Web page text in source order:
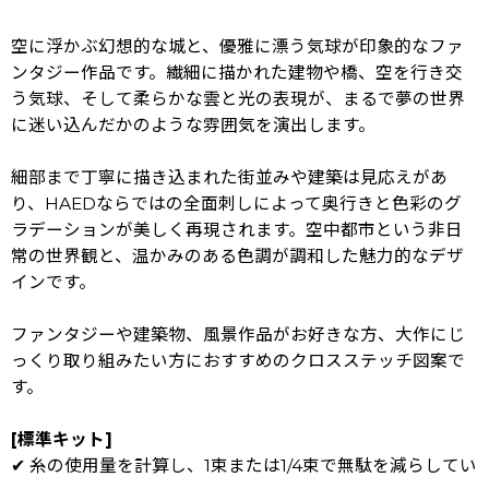
空に浮かぶ幻想的な城と、優雅に漂う気球が印象的なファ
ンタジー作品です。繊細に描かれた建物や橋、空を行き交
う気球、そして柔らかな雲と光の表現が、まるで夢の世界
に迷い込んだかのような雰囲気を演出します。
細部まで丁寧に描き込まれた街並みや建築は見応えがあ
り、HAEDならではの全面刺しによって奥行きと色彩のグ
ラデーションが美しく再現されます。空中都市という非日
常の世界観と、温かみのある色調が調和した魅力的なデザ
インです。
ファンタジーや建築物、風景作品がお好きな方、大作にじ
っくり取り組みたい方におすすめのクロスステッチ図案で
す。
[標準キット]
✔ 糸の使用量を計算し、1束または1/4束で無駄を減らしてい